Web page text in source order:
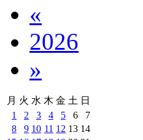
«
2026
»
月 火 水 木 金 土 日
1
2 3 4 5 6
7
8
9 10 11 12 13 14